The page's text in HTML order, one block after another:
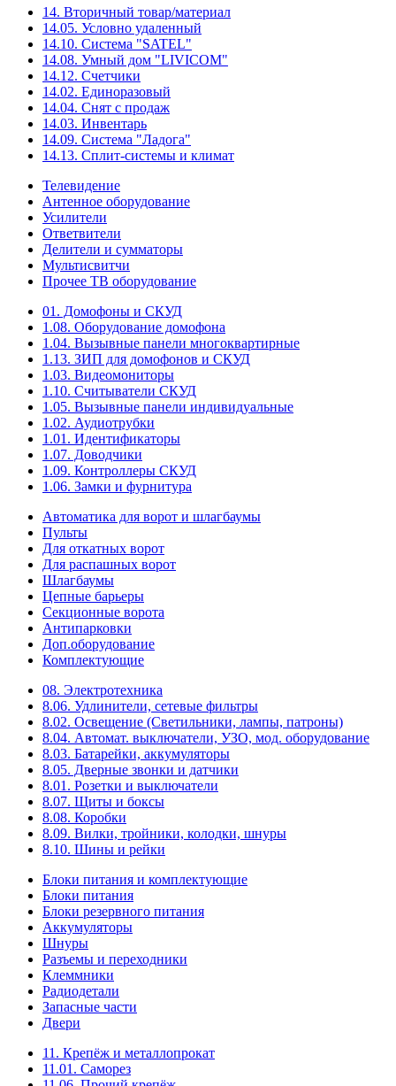
14. Вторичный товар/материал
14.05. Условно удаленный
14.10. Система "SATEL"
14.08. Умный дом "LIVICOM"
14.12. Счетчики
14.02. Единоразовый
14.04. Снят с продаж
14.03. Инвентарь
14.09. Система "Ладога"
14.13. Сплит-системы и климат
Телевидение
Антенное оборудование
Усилители
Ответвители
Делители и сумматоры
Мультисвитчи
Прочее ТВ оборудование
01. Домофоны и СКУД
1.08. Оборудование домофона
1.04. Вызывные панели многоквартирные
1.13. ЗИП для домофонов и СКУД
1.03. Видеомониторы
1.10. Считыватели СКУД
1.05. Вызывные панели индивидуальные
1.02. Аудиотрубки
1.01. Идентификаторы
1.07. Доводчики
1.09. Контроллеры СКУД
1.06. Замки и фурнитура
Автоматика для ворот и шлагбаумы
Пульты
Для откатных ворот
Для распашных ворот
Шлагбаумы
Цепные барьеры
Секционные ворота
Антипарковки
Доп.оборудование
Комплектующие
08. Электротехника
8.06. Удлинители, сетевые фильтры
8.02. Освещение (Светильники, лампы, патроны)
8.04. Автомат. выключатели, УЗО, мод. оборудование
8.03. Батарейки, аккумуляторы
8.05. Дверные звонки и датчики
8.01. Розетки и выключатели
8.07. Щиты и боксы
8.08. Коробки
8.09. Вилки, тройники, колодки, шнуры
8.10. Шины и рейки
Блоки питания и комплектующие
Блоки питания
Блоки резервного питания
Аккумуляторы
Шнуры
Разъемы и переходники
Клеммники
Радиодетали
Запасные части
Двери
11. Крепёж и металлопрокат
11.01. Саморез